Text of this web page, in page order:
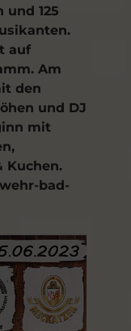
und 125
auf
Am
den
und DJ
mit
Kuchen.
bad-